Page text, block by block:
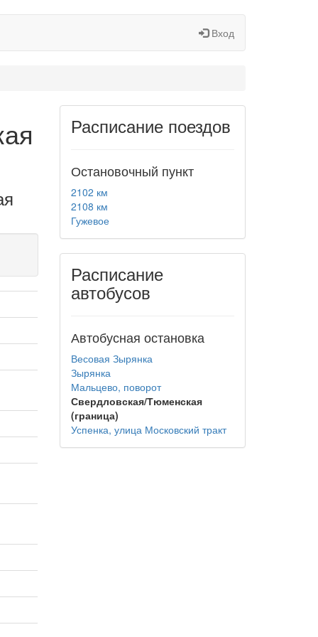
Вход
Расписание поездов
Остановочный пункт
2102 км
2108 км
Гужевое
Расписание
автобусов
Автобусная остановка
Весовая Зырянка
Зырянка
Мальцево, поворот
Свердловская/Тюменская
(граница)
Успенка, улица Московский тракт